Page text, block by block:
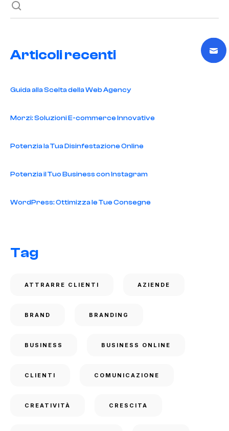
Articoli recenti
Guida alla Scelta della Web Agency
Morzi: Soluzioni E-commerce Innovative
Potenzia la Tua Disinfestazione Online
Potenzia il Tuo Business con Instagram
WordPress: Ottimizza le Tue Consegne
Tag
ATTRARRE CLIENTI AZIENDE
BRAND BRANDING
BUSINESS BUSINESS ONLINE
CLIENTI COMUNICAZIONE
CREATIVITÀ CRESCITA